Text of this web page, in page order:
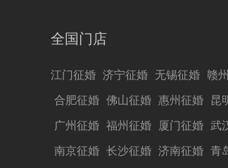
全国门店
江门征婚 济宁征婚 无锡征婚 赣
合肥征婚 佛山征婚 惠州征婚 昆
广州征婚 福州征婚 厦门征婚 武
南京征婚 长沙征婚 济南征婚 青